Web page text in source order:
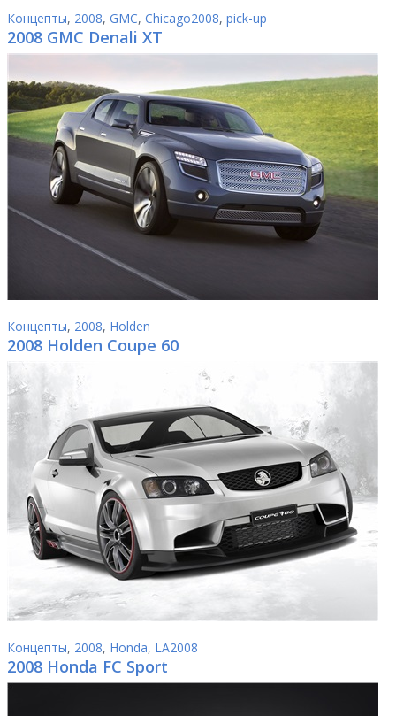
Концепты, 2008, GMC, Chicago2008, pick-up
2008 GMC Denali XT
Концепты, 2008, Holden
2008 Holden Coupe 60
Концепты, 2008, Honda, LA2008
2008 Honda FC Sport